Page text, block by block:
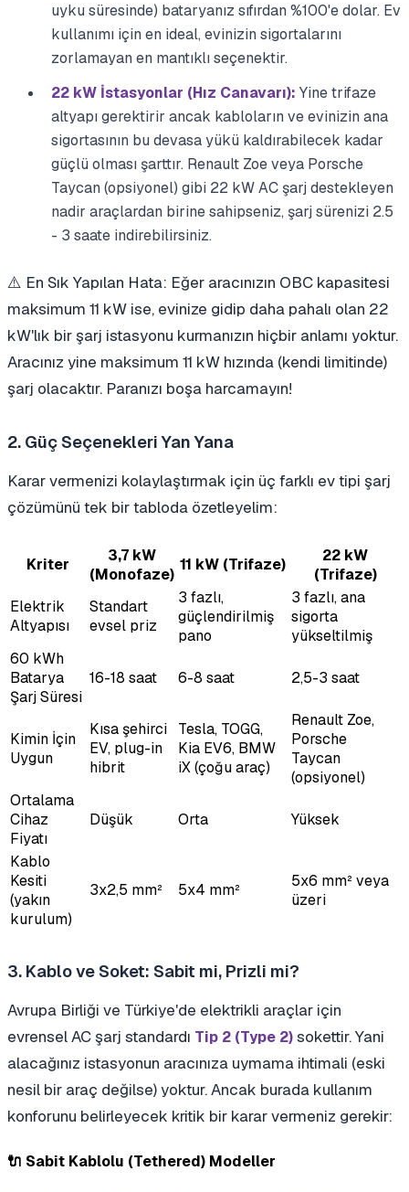
uyku süresinde) bataryanız sıfırdan %100'e dolar. Ev
kullanımı için en ideal, evinizin sigortalarını
zorlamayan en mantıklı seçenektir.
22 kW İstasyonlar (Hız Canavarı): Yine trifaze
altyapı gerektirir ancak kabloların ve evinizin ana
sigortasının bu devasa yükü kaldırabilecek kadar
güçlü olması şarttır. Renault Zoe veya Porsche
Taycan (opsiyonel) gibi 22 kW AC şarj destekleyen
nadir araçlardan birine sahipseniz, şarj sürenizi 2.5
- 3 saate indirebilirsiniz.
⚠️ En Sık Yapılan Hata: Eğer aracınızın OBC kapasitesi
maksimum 11 kW ise, evinize gidip daha pahalı olan 22
kW'lık bir şarj istasyonu kurmanızın hiçbir anlamı yoktur.
Aracınız yine maksimum 11 kW hızında (kendi limitinde)
şarj olacaktır. Paranızı boşa harcamayın!
2. Güç Seçenekleri Yan Yana
Karar vermenizi kolaylaştırmak için üç farklı ev tipi şarj
çözümünü tek bir tabloda özetleyelim:
Kriter
3,7 kW
(Monofaze)
11 kW (Trifaze)
22 kW
(Trifaze)
Elektrik
Altyapısı
Standart
evsel priz
3 fazlı,
güçlendirilmiş
pano
3 fazlı, ana
sigorta
yükseltilmiş
60 kWh
Batarya
Şarj Süresi
16-18 saat 6-8 saat 2,5-3 saat
Kimin İçin
Uygun
Kısa şehirci
EV, plug-in
hibrit
Tesla, TOGG,
Kia EV6, BMW
iX (çoğu araç)
Renault Zoe,
Porsche
Taycan
(opsiyonel)
Ortalama
Cihaz
Fiyatı
Düşük Orta Yüksek
Kablo
Kesiti
(yakın
kurulum)
3x2,5 mm² 5x4 mm²
5x6 mm² veya
üzeri
3. Kablo ve Soket: Sabit mi, Prizli mi?
Avrupa Birliği ve Türkiye'de elektrikli araçlar için
evrensel AC şarj standardı Tip 2 (Type 2)sokettir. Yani
alacağınız istasyonun aracınıza uymama ihtimali (eski
nesil bir araç değilse) yoktur. Ancak burada kullanım
konforunu belirleyecek kritik bir karar vermeniz gerekir:
🔌 Sabit Kablolu (Tethered) Modeller